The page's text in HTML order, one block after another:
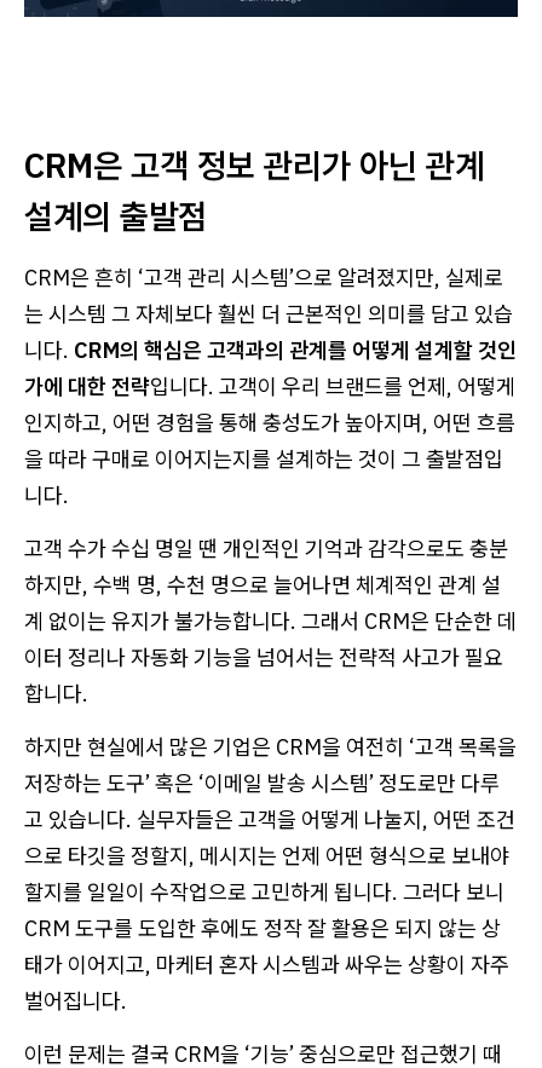
CRM은 고객 정보 관리가 아닌 관계
설계의 출발점
CRM은 흔히 ‘고객 관리 시스템’으로 알려졌지만, 실제로
는 시스템 그 자체보다 훨씬 더 근본적인 의미를 담고 있습
니다. CRM의 핵심은 고객과의 관계를 어떻게 설계할 것인
가에 대한 전략입니다. 고객이 우리 브랜드를 언제, 어떻게
인지하고, 어떤 경험을 통해 충성도가 높아지며, 어떤 흐름
을 따라 구매로 이어지는지를 설계하는 것이 그 출발점입
니다.
고객 수가 수십 명일 땐 개인적인 기억과 감각으로도 충분
하지만, 수백 명, 수천 명으로 늘어나면 체계적인 관계 설
계 없이는 유지가 불가능합니다. 그래서 CRM은 단순한 데
이터 정리나 자동화 기능을 넘어서는 전략적 사고가 필요
합니다.
하지만 현실에서 많은 기업은 CRM을 여전히 ‘고객 목록을
저장하는 도구’ 혹은 ‘이메일 발송 시스템’ 정도로만 다루
고 있습니다. 실무자들은 고객을 어떻게 나눌지, 어떤 조건
으로 타깃을 정할지, 메시지는 언제 어떤 형식으로 보내야
할지를 일일이 수작업으로 고민하게 됩니다. 그러다 보니
CRM 도구를 도입한 후에도 정작 잘 활용은 되지 않는 상
태가 이어지고, 마케터 혼자 시스템과 싸우는 상황이 자주
벌어집니다.
이런 문제는 결국 CRM을 ‘기능’ 중심으로만 접근했기 때